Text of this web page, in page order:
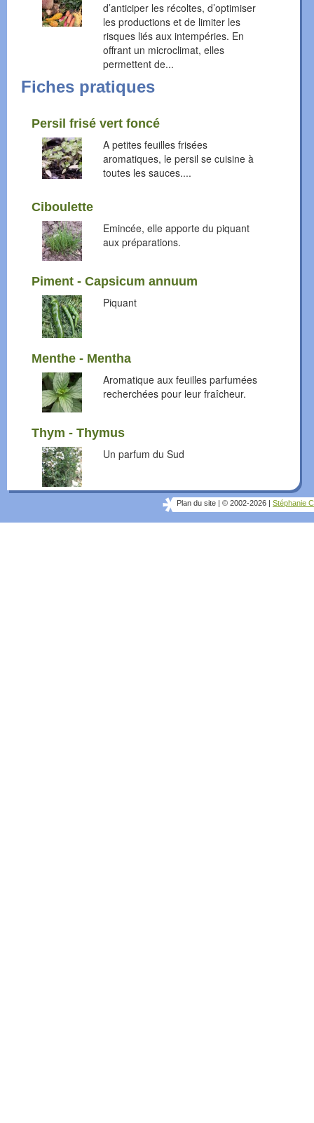
Fiches pratiques
Persil frisé vert foncé
A petites feuilles frisées
aromatiques, le persil se cuisine à
toutes les sauces....
Ciboulette
Emincée, elle apporte du piquant
aux préparations.
Piment - Capsicum annuum
Piquant
Menthe - Mentha
Aromatique aux feuilles parfumées
recherchées pour leur fraîcheur.
Thym - Thymus
Un parfum du Sud
d’anticiper les récoltes, d’optimiser
les productions et de limiter les
risques liés aux intempéries. En
offrant un microclimat, elles
permettent de...
Plan du site | © 2002-2026 | Stéphanie C